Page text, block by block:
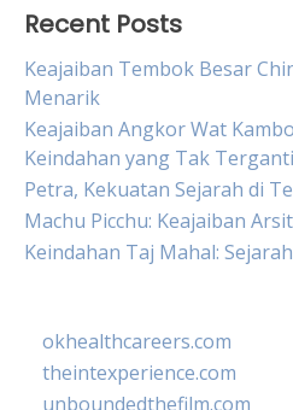
Recent Posts
Keajaiban Tembok Besar
Menarik
Keajaiban Angkor Wat
Keindahan yang Tak
Petra, Kekuatan Sejarah di
Machu Picchu: Keajaiban
Keindahan Taj Mahal:
okhealthcareers.com
theintexperience.com
unboundedthefilm.com